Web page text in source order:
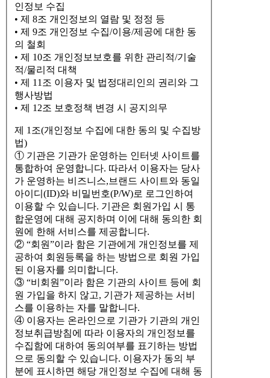
인정보 수집
• 제 8조 개인정보의 열람 및 정정 등
• 제 9조 개인정보 수집/이용/제공에 대한 동
의 철회
• 제 10조 개인정보보호를 위한 관리적/기술
적/물리적 대책
• 제 11조 이용자 및 법정대리인의 권리와 그
행사방법
• 제 12조 보호정책 변경 시 공지의무
제 1조(개인정보 수집에 대한 동의 및 수집방
법)
① 기관은 기관가 운영하는 인터넷 사이트를
통합하여 운영합니다. 따라서 이용자는 당사
가 운영하는 비즈니스,브랜드 사이트와 동일
아이디(ID)와 비밀번호(P/W)로 로그인하여
이용할 수 있습니다. 기관은 회원가입 시 통
합운영에 대해 공지하며 이에 대해 동의한 회
원에 한해 서비스를 제공합니다.
② “회원”이라 함은 기관에게 개인정보를 제
공하여 회원등록을 하는 방법으로 회원 가입
된 이용자를 의미합니다.
③ “비회원”이라 함은 기관의 사이트 등에 회
원 가입을 하지 않고, 기관가 제공하는 서비
스를 이용하는 자를 말합니다.
④ 이용자는 온라인으로 기관가 기관의 개인
정보취급방침에 따라 이용자의 개인정보를
수집함에 대하여 동의여부를 표기하는 방법
으로 동의할 수 있습니다. 이용자가 동의 부
분에 표시하면 해당 개인정보 수집에 대해 동